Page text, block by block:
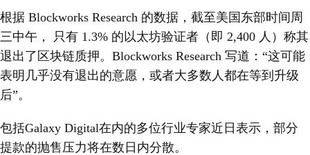
根据 Blockworks Research 的数据，截至美国东部时间周
三中午， 只有 1.3% 的以太坊验证者（即 2,400 人）称其
退出了区块链质押。Blockworks Research 写道：“这可能
表明几乎没有退出的意愿，或者大多数人都在等到升级
后”。
包括Galaxy Digital在内的多位行业专家近日表示，部分
提款的抛售压力将在数日内分散。